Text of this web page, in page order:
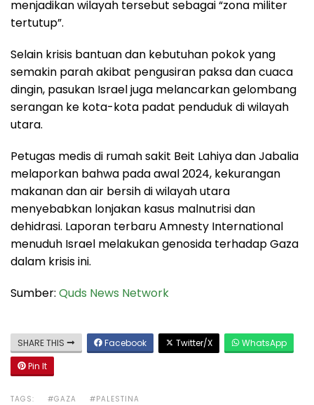
menjadikan wilayah tersebut sebagai “zona militer
tertutup”.
Selain krisis bantuan dan kebutuhan pokok yang
semakin parah akibat pengusiran paksa dan cuaca
dingin, pasukan Israel juga melancarkan gelombang
serangan ke kota-kota padat penduduk di wilayah
utara.
Petugas medis di rumah sakit Beit Lahiya dan Jabalia
melaporkan bahwa pada awal 2024, kekurangan
makanan dan air bersih di wilayah utara
menyebabkan lonjakan kasus malnutrisi dan
dehidrasi. Laporan terbaru Amnesty International
menuduh Israel melakukan genosida terhadap Gaza
dalam krisis ini.
Sumber: Quds News Network
SHARE THIS Facebook Twitter/X
WhatsApp
Pin It
TAGS: #GAZA #PALESTINA